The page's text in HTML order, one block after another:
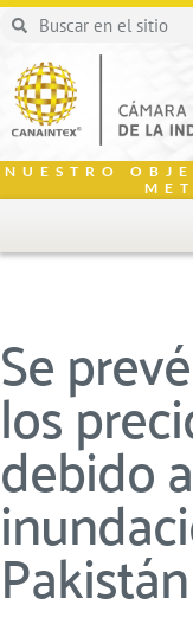
NUESTRO
Se
los
debido
Pakistán